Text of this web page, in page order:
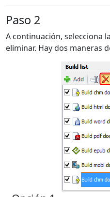
Paso 2
A continuación, selecciona
eliminar. Hay dos maneras